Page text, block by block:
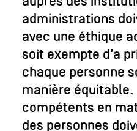
administrations
avec une éthique
soit exempte d’a
chaque personne
manière
compétents en
des personnes